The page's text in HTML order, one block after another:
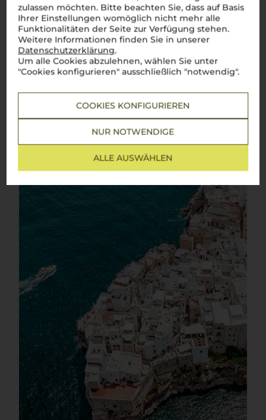
zulassen möchten. Bitte beachten Sie, dass auf Basis
Ihrer Einstellungen womöglich nicht mehr alle
Funktionalitäten der Seite zur Verfügung stehen.
Weitere Informationen finden Sie in unserer
Datenschutzerklärung.
Um alle Cookies abzulehnen, wählen Sie unter
"Cookies konfigurieren" ausschließlich "notwendig".
COOKIES KONFIGURIEREN
NUR NOTWENDIGE
ALLE AUSWÄHLEN
Der Süden Italiens in seiner fruchtigsten und aromatischsten
Form
Salento, die sonnenverwöhnte Halbinsel im tiefen Süden
Italiens, ist das pulsierende Herz des apulischen Weinbaus.
Diese malerische Region, die auch als „Absatz des
italienischen Stiefels“ bekannt ist, erstreckt sich zwischen der
Adria im Osten und dem Ionischen Meer im Westen. Die
Hügeln und einer atemberaubenden Küstenlinie, die
zusammen eine einzigartige Kulisse für den Weinbau bilden.
Hier werden einige der bedeutendsten Weine Süditaliens
erzeugt, deren Qualität und Vielfalt die Essenz der Region
Mehr Weine aus Salento IGP